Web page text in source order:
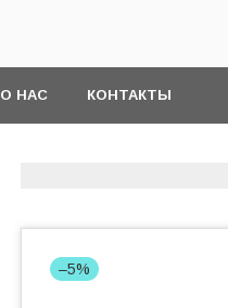
О НАС КОНТАКТЫ
–5%